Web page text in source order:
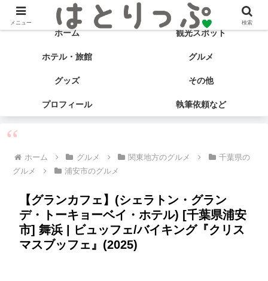
旅する食いしん坊♡ はとサブ子の国内旅行＆グルメブログ
ホーム 観光スポット
ホテル・旅館 グルメ
グッズ その他
プロフィール 執筆依頼など
ホーム グルメ 関東地方のグルメ
千葉県の
グルメ
浦安市のグルメ
【グランカフェ】(シェラトン・グラン
デ・トーキョーベイ・ホテル) [千葉県浦安
市] 舞浜 | ビュッフェ/バイキング『クリス
マスブッフェ』(2025)
メニュー 検索